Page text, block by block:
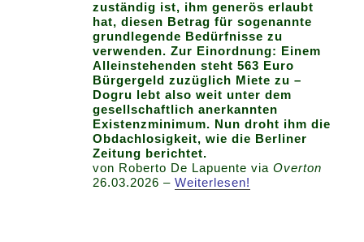
zuständig ist, ihm generös erlaubt
hat, diesen Betrag für sogenannte
grundlegende Bedürfnisse zu
verwenden. Zur Einordnung: Einem
Alleinstehenden steht 563 Euro
Bürgergeld zuzüglich Miete zu –
Dogru lebt also weit unter dem
gesellschaftlich anerkannten
Existenzminimum. Nun droht ihm die
Obdachlosigkeit, wie die Berliner
Zeitung berichtet.
von Roberto De Lapuente viaOverton
26.03.2026 –Weiterlesen!